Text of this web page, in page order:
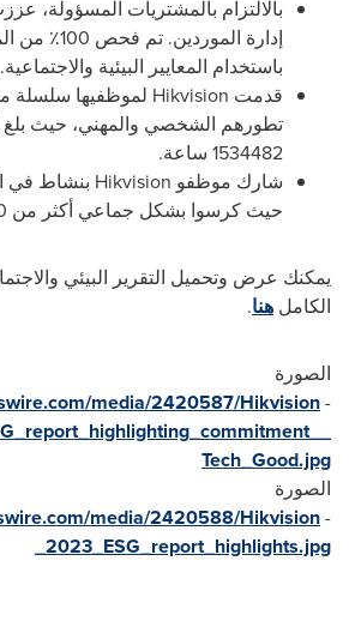
بالالتزام بالمشتريات المسؤولة،
إدارة
باستخدام المعايير البيئية والاجتماعية.
قدمت Hikvision لموظفيها سلسلة
تطورهم الشخصي والمهني، حيث
1534482 ساعة.
شارك موظفو Hikvision بنشاط في
حيث كرسوا بشكل جماعي أكثر من 20000 ساعة خدمة.
يمكنك عرض وتحميل التقرير البيئي
الكامل هنا.
الصورة
-
media/2420587/Hikvision
Tech_Good.jpg
الصورة
-
media/2420588/Hikvision
_2023_ESG_report_highlights.jpg